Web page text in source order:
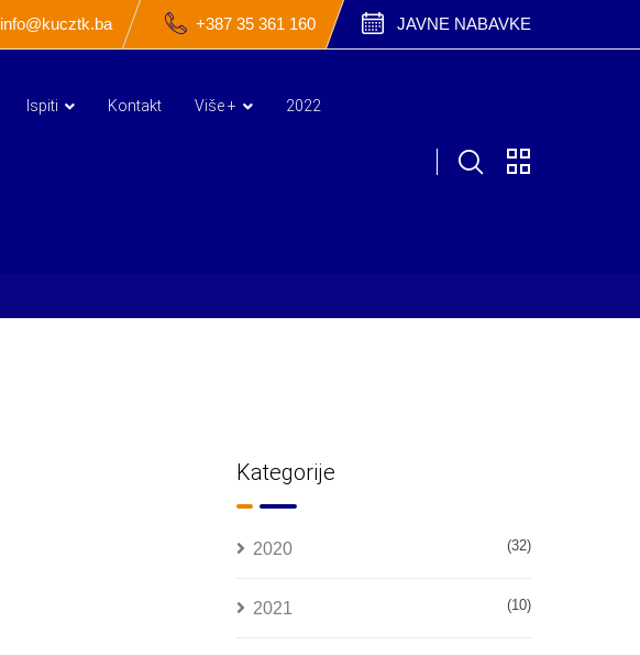
info@kucztk.ba +387 35 361 160 JAVNE NABAVKE
Ispiti Kontakt Više + 2022
Kategorije
2020 (32)
2021 (10)